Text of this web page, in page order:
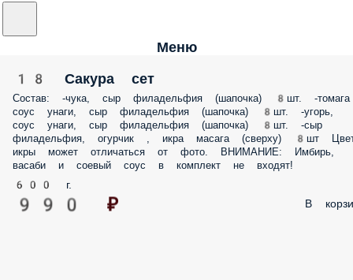
Меню
18 Сакура сет
Состав: -чука, сыр филадельфия (шапочка) 8шт. -
соус унаги, сыр филадельфия (шапочка) 8шт. -угорь,
соус унаги, сыр филадельфия (шапочка) 8шт. -сыр
филадельфия, огурчик , икра масага (сверху) 8шт
икры может отличаться от фото. ВНИМАНИЕ: Имбирь,
васаби и соевый соус в комплект не входят!
600 г.
990 ₽ В